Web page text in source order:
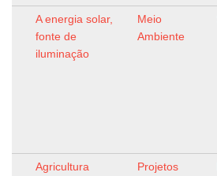
A energia solar,
fonte de
iluminação
Meio
Ambiente
Agricultura
Projetos